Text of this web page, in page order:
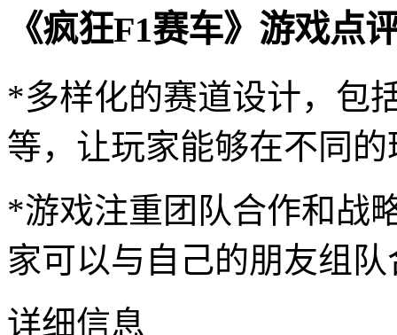
《疯狂F1赛车》游戏点
*多样化的赛道设计，包
等，让玩家能够在不同
*游戏注重团队合作和战
家可以与自己的朋友组
详细信息